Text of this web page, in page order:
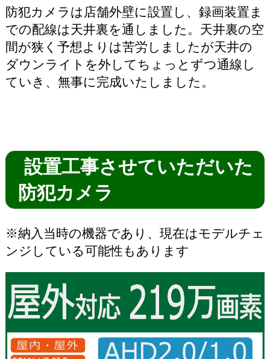
防犯カメラは店舗外壁に設置し、録画装置ま
での配線は天井裏を通しました。天井裏の空
間が狭く予想よりは苦労しましたが天井の
ダウンライトを外してちょっとずつ通線し
ていき、無事に完成いたしました。
設置工事させていただいた
防犯カメラ
※納入当時の機器であり、現在はモデルチェ
ンジしている可能性もあります